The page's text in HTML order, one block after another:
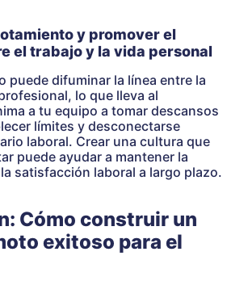
y promover el
el trabajo y la vida personal
puede difuminar la línea entre la
lo que lleva al
a tu equipo a tomar descansos
límites y desconectarse
laboral. Crear una cultura que
puede ayudar a mantener la
satisfacción laboral a largo plazo.
Cómo construir un
exitoso para el